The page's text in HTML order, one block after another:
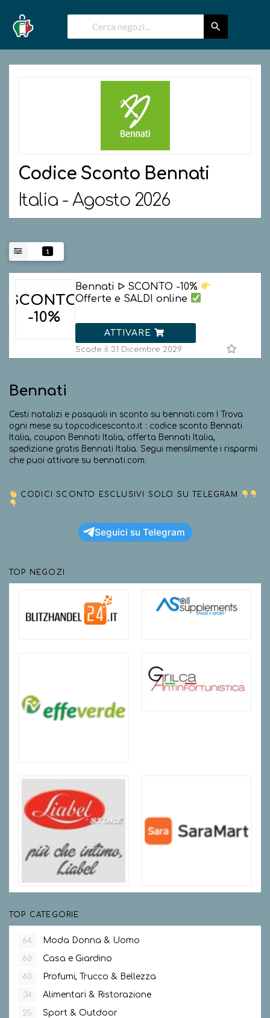
Codice Sconto Bennati
Italia - Agosto 2026
1
SCONTO
-10%
Bennati ᐅ SCONTO -10%
Offerte e SALDI online
ATTIVARE
Scade il 31 Dicembre 2029
Bennati
Cesti natalizi e pasquali in sconto su bennati.com ! Trova
ogni mese su topcodicesconto.it : codice sconto Bennati
Italia, coupon Bennati Italia, offerta Bennati Italia,
spedizione gratis Bennati Italia. Segui mensilmente i risparmi
che puoi attivare su bennati.com.
CODICI SCONTO ESCLUSIVI SOLO SU TELEGRAM
Seguici su Telegram
TOP NEGOZI
TOP CATEGORIE
64 Moda Donna & Uomo
60 Casa e Giardino
40 Profumi, Trucco & Bellezza
34 Alimentari & Ristorazione
25 Sport & Outdoor